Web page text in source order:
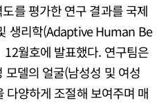
를 평가한 연구 결과를 국제
생리학(Adaptive Human Be
월호에 발표했다. 연구팀은
모델의 얼굴(남성성 및 여성
다양하게 조절해 보여주며 매